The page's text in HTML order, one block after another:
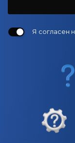
Я согласен